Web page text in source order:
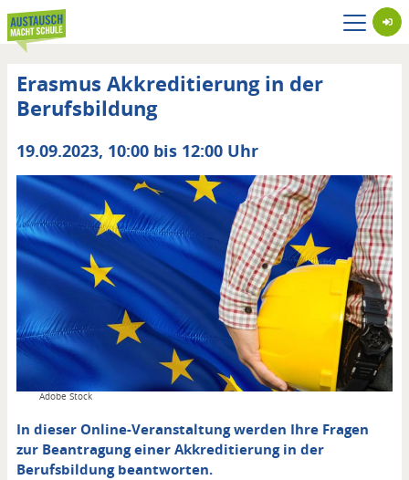
Direkt
zum
Inhalt
Erasmus Akkreditierung in der
Berufsbildung
Datum
von
/
bis
19.09.2023, 10:00 bis 12:00 Uhr
Copyright
Adobe Stock
In dieser Online-Veranstaltung werden Ihre Fragen
zur Beantragung einer Akkreditierung in der
Berufsbildung beantworten.